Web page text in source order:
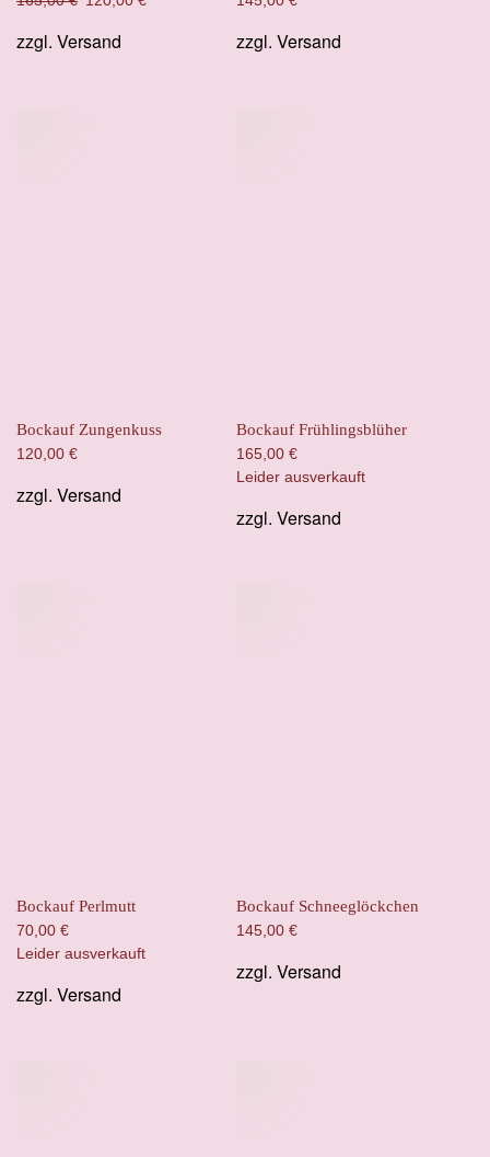
war:
zzgl. Versand zzgl. Versand
Bockauf Zungenkuss
120,00 €
zzgl. Versand
Bockauf Frühlingsblüher
165,00 €
Leider ausverkauft
zzgl. Versand
Bockauf Perlmutt
70,00 €
Leider ausverkauft
zzgl. Versand
Bockauf Schneeglöckchen
145,00 €
zzgl. Versand